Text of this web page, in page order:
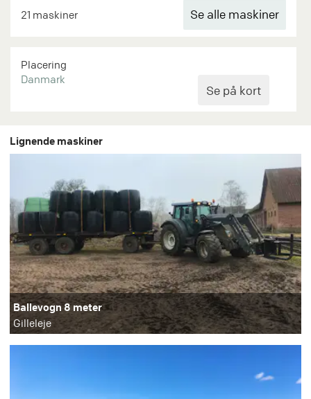
21 maskiner Se alle maskiner
Placering
Danmark
Lignende maskiner
Ballevogn 8 meter
Gilleleje